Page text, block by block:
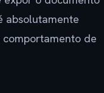
absolutamente
de